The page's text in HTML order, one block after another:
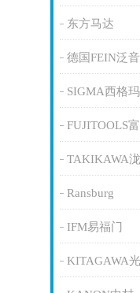
东方马达
德国FEIN泛音
SIGMA西格玛
FUJITOOLS
TAKIKAWA泷
Ransburg
IFM易福门
KITAGAWA